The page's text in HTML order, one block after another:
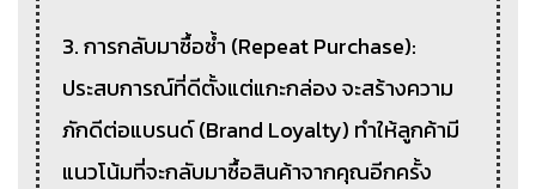
3. การกลับมาซื้อซ้ำ (Repeat Purchase):
ประสบการณ์ที่ดีตั้งแต่แกะกล่อง จะสร้างความ
ภักดีต่อแบรนด์ (Brand Loyalty) ทำให้ลูกค้ามี
แนวโน้มที่จะกลับมาซื้อสินค้าจากคุณอีกครั้ง